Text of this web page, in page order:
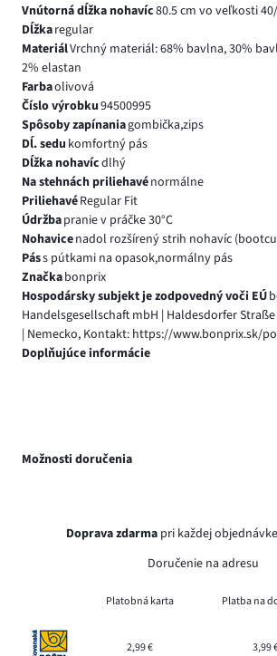
Vnútorná dĺžka nohavíc80.5 cm vo veľkosti
Dĺžkaregular
MateriálVrchný materiál: 68% bavlna, 30%
2% elastan
Farbaolivová
Číslo výrobku94500995
Spôsoby zapínaniagombička,zips
Dĺ. sedu komfortný pás
Dĺžka nohavícdlhý
Na stehnách priliehavénormálne
PriliehavéRegular Fit
Údržbapranie v práčke 30°C
Nohavicenadol rozšírený strih nohavíc
Páss pútkami na opasok,normálny pás
Značkabonprix
Hospodársky subjekt je zodpovedný voči EÚ
Handelsgesellschaft mbH | Haldesdorfer
| Nemecko, Kontakt: https://www.bonprix.sk/
Doplňujúce informácie
Možnosti doručenia
Doprava zdarma pri každej objednávke
Doručenie na adresu
Platobná karta Platba na
2,99 € 3,99